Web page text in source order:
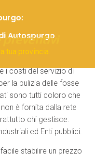
Autospurgo
preventivi
tua provincia.
i costi del servizio di
la pulizia delle fosse
sono tutti coloro che
è fornita dalla rete
chi gestisce:
ed Enti pubblici.
stabilire un prezzo